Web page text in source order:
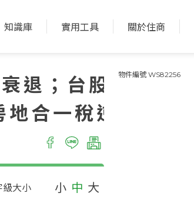
知識庫 實用工具 關於住商
退；台股狂
合一稅逆勢
級大小 小 中 大
物件編號 WS82256